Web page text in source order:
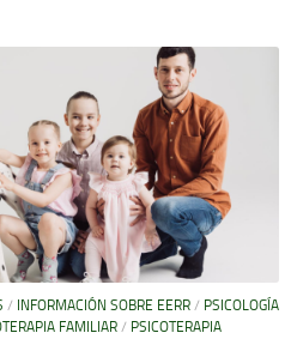
/ INFORMACIÓN SOBRE EERR / PSICOLOGÍA
FAMILIAR / PSICOTERAPIA